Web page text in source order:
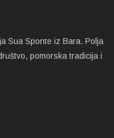
Sua Sponte iz Bara. Polja
pomorska tradicija i